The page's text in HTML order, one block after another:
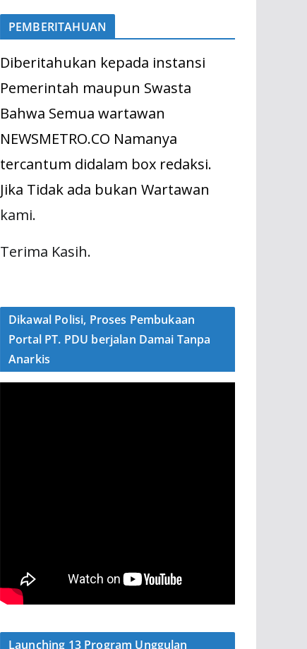
PEMBERITAHUAN
Diberitahukan kepada instansi
Pemerintah maupun Swasta
Bahwa Semua wartawan
NEWSMETRO.CO Namanya
tercantum didalam box redaksi.
Jika Tidak ada bukan Wartawan
kami.
Terima Kasih.
Dikawal Polisi, Proses Pembukaan
Portal PT. PDU berjalan Damai Tanpa
Anarkis
Launching 13 Program Unggulan